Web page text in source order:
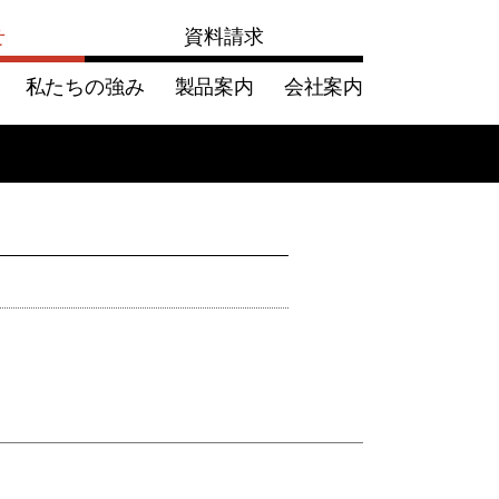
私たちの強み 製品案内 会社案内
資料請求